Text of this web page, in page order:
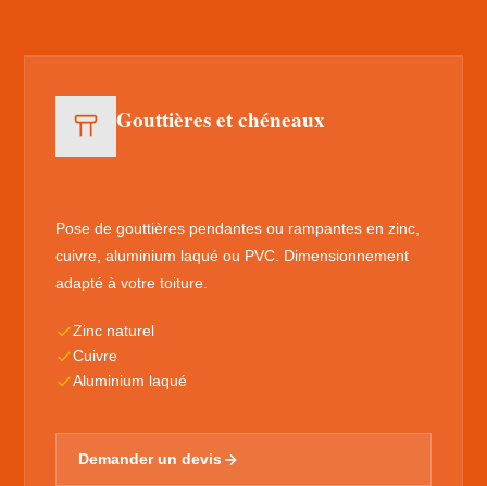
Gouttières et chéneaux
Pose de gouttières pendantes ou rampantes en zinc,
cuivre, aluminium laqué ou PVC. Dimensionnement
adapté à votre toiture.
Zinc naturel
Cuivre
Aluminium laqué
Demander un devis